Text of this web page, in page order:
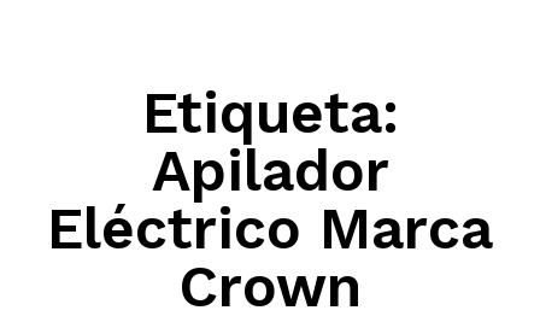
Etiqueta:
Apilador
Eléctrico Marca
Crown